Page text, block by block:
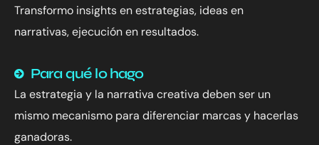
Transformo insights en estrategias, ideas en
narrativas, ejecución en resultados.
Para qué lo hago
La estrategia y la narrativa creativa deben ser un
mismo mecanismo para diferenciar marcas y hacerlas
ganadoras.